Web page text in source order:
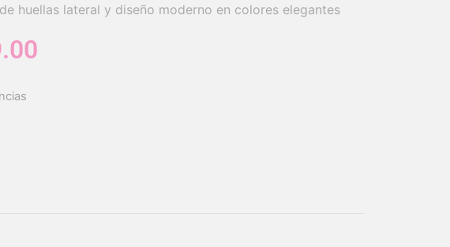
huellas lateral y diseño moderno en colores elegantes